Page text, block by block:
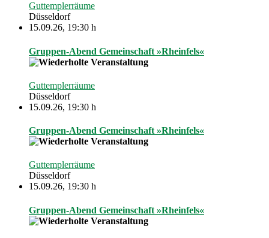
Guttemplerräume
Düsseldorf
15.09.26, 19:30 h
Gruppen-Abend Gemeinschaft »Rheinfels«
Guttemplerräume
Düsseldorf
15.09.26, 19:30 h
Gruppen-Abend Gemeinschaft »Rheinfels«
Guttemplerräume
Düsseldorf
15.09.26, 19:30 h
Gruppen-Abend Gemeinschaft »Rheinfels«